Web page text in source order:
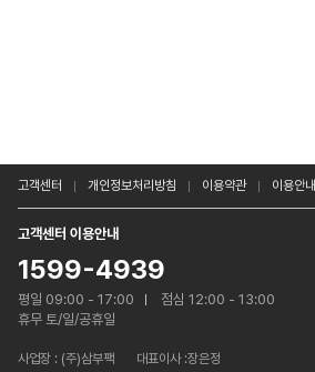
고객센터 개인정보처리방침 이용약관 이용안내
고객센터 이용안내
1599-4939
평일 09:00 - 17:00
점심 12:00 - 13:00
휴무 토/일/공휴일
사업장 : (주)삼부팩
대표이사 :장은정